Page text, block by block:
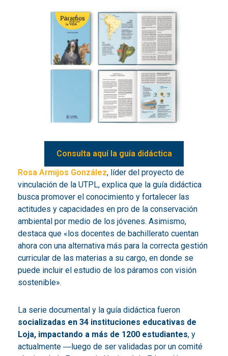
Consulta aquí la guía didáctica
Rosa Armijos González, líder del proyecto de
vinculación de la UTPL, explica que la guía didáctica
busca promover el conocimiento y fortalecer las
actitudes y capacidades en pro de la conservación
ambiental por medio de los jóvenes. Asimismo,
destaca que «los docentes de bachillerato cuentan
ahora con una alternativa más para la correcta gestión
curricular de las materias a su cargo, en donde se
puede incluir el estudio de los páramos con visión
sostenible».
La serie documental y la guía didáctica fueron
socializadas en 34 instituciones educativas de
Loja, impactando a más de 1200 estudiantes, y
actualmente ―luego de ser validadas por un comité